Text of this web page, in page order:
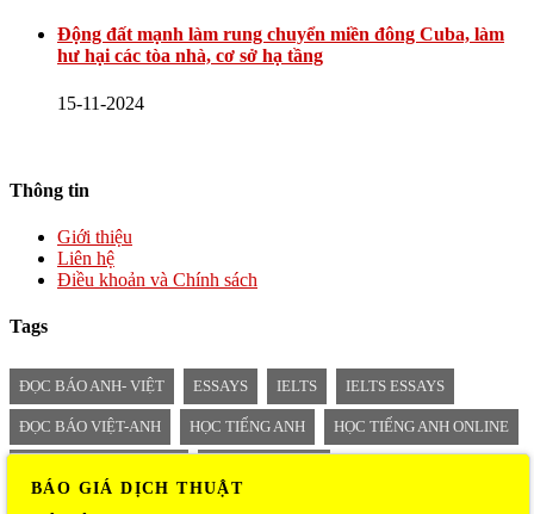
Động đất mạnh làm rung chuyển miền đông Cuba, làm
hư hại các tòa nhà, cơ sở hạ tầng
15-11-2024
Thông tin
Giới thiệu
Liên hệ
Điều khoản và Chính sách
Tags
ĐỌC BÁO ANH- VIỆT ESSAYS IELTS IELTS ESSAYS
ĐỌC BÁO VIỆT-ANH HỌC TIẾNG ANH HỌC TIẾNG ANH ONLINE
BÁO GIÁ DỊCH THUẬT